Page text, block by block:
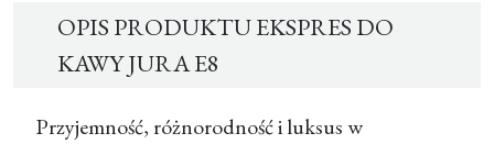
OPIS PRODUKTU EKSPRES DO
KAWY JURA E8
Przyjemność, różnorodność i luksus w